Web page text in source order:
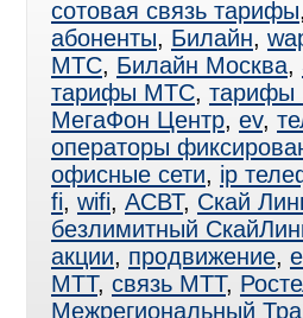
сотовая связь тарифы
абоненты, Билайн,
МТС, Билайн Москва,
тарифы МТС, тарифы
МегаФон Центр, ev,
операторы
офисные сети, ip
fi, wifi, АСВТ, Скай
безлимитный
акции, продвижение,
МТТ, связь МТТ,
Межрегиональный